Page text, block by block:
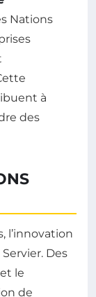
Nations
à
des
l’innovation
Des
le
de